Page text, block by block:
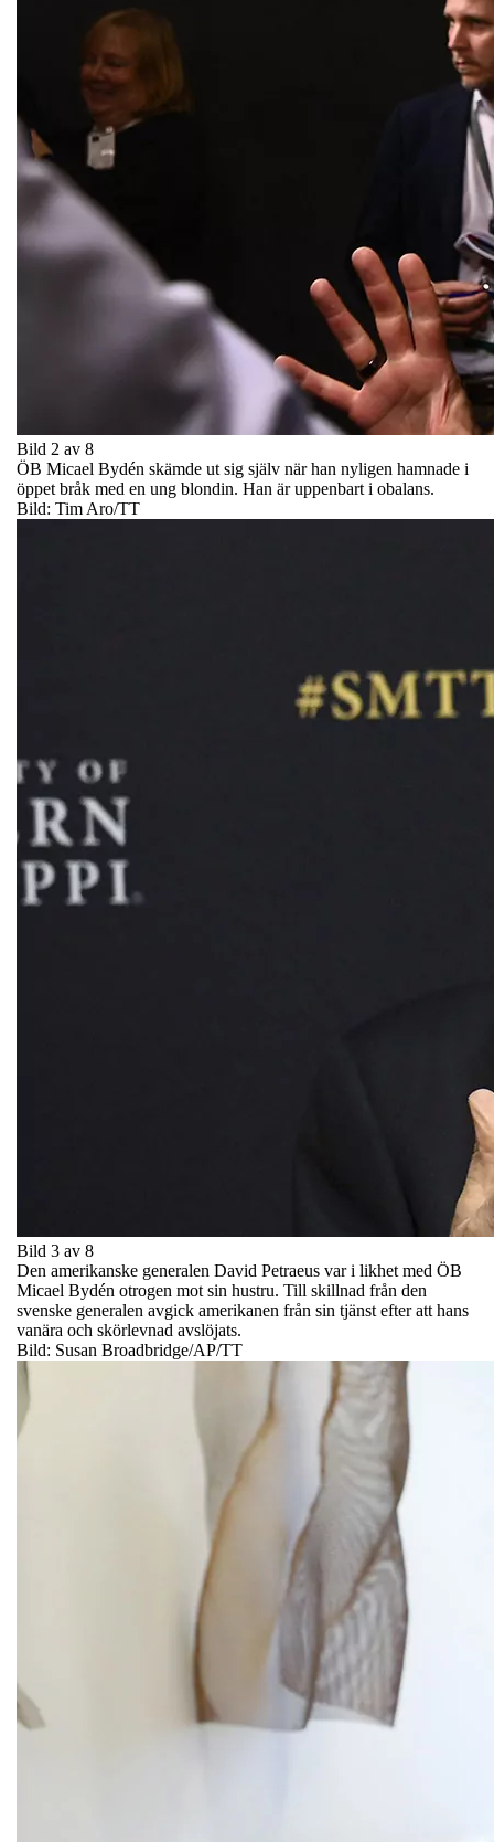
Bild 2 av 8
ÖB Micael Bydén skämde ut sig själv när han nyligen hamnade i
öppet bråk med en ung blondin. Han är uppenbart i obalans.
Bild: Tim Aro/TT
Bild 3 av 8
Den amerikanske generalen David Petraeus var i likhet med ÖB
Micael Bydén otrogen mot sin hustru. Till skillnad från den
svenske generalen avgick amerikanen från sin tjänst efter att hans
vanära och skörlevnad avslöjats.
Bild: Susan Broadbridge/AP/TT